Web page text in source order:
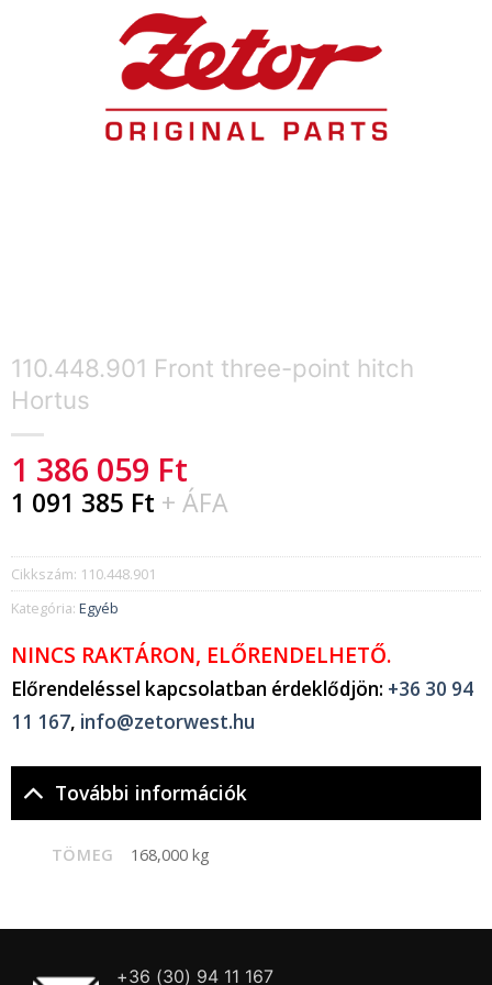
110.448.901 Front three-point hitch
Hortus
1 386 059 Ft
1 091 385 Ft + ÁFA
Cikkszám: 110.448.901
Kategória: Egyéb
NINCS RAKTÁRON, ELŐRENDELHETŐ.
Előrendeléssel kapcsolatban érdeklődjön: +36 30 94
11 167, info@zetorwest.hu
További információk
TÖMEG 168,000 kg
+36 (30) 94 11 167